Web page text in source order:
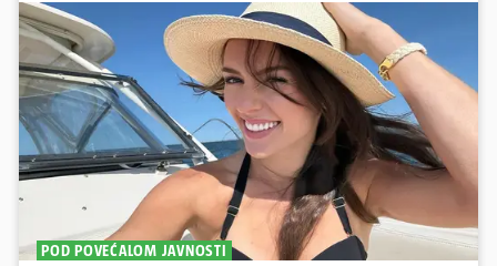
POD POVEĆALOM JAVNOSTI